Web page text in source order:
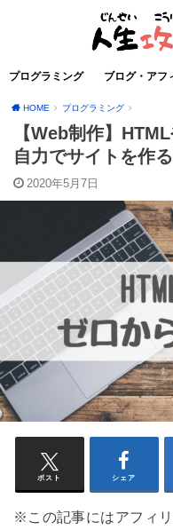
プログラミング ブログ・アフ
HOME プログラミング
【Web制作】
自力でサイトを作
2020年5月7日
ポスト シェア
※この記事にはアフィ